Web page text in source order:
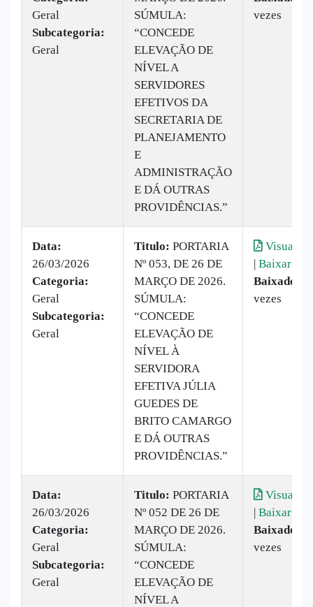
Geral
Subcategoria:
Geral
SÚMULA:
“CONCEDE
ELEVAÇÃO DE
NÍVEL A
SERVIDORES
EFETIVOS DA
SECRETARIA DE
PLANEJAMENTO
E
ADMINISTRAÇÃO
E DÁ OUTRAS
PROVIDÊNCIAS.”
vezes
Data:
26/03/2026
Categoria:
Geral
Subcategoria:
Geral
Titulo: PORTARIA
Nº 053, DE 26 DE
MARÇO DE 2026.
SÚMULA:
“CONCEDE
ELEVAÇÃO DE
NÍVEL À
SERVIDORA
EFETIVA JÚLIA
GUEDES DE
BRITO CAMARGO
E DÁ OUTRAS
PROVIDÊNCIAS.”
| Baixar
Baixado:
vezes
Data:
26/03/2026
Categoria:
Geral
Subcategoria:
Geral
Titulo: PORTARIA
Nº 052 DE 26 DE
MARÇO DE 2026.
SÚMULA:
“CONCEDE
ELEVAÇÃO DE
NÍVEL A
| Baixar
Baixado:
vezes